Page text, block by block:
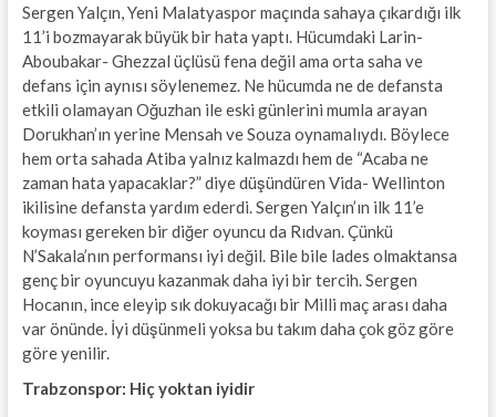
Sergen Yalçın, Yeni Malatyaspor maçında sahaya çıkardığı ilk
11’i bozmayarak büyük bir hata yaptı. Hücumdaki Larin-
Aboubakar- Ghezzal üçlüsü fena değil ama orta saha ve
defans için aynısı söylenemez. Ne hücumda ne de defansta
etkili olamayan Oğuzhan ile eski günlerini mumla arayan
Dorukhan’ın yerine Mensah ve Souza oynamalıydı. Böylece
hem orta sahada Atiba yalnız kalmazdı hem de “Acaba ne
zaman hata yapacaklar?” diye düşündüren Vida- Wellinton
ikilisine defansta yardım ederdi. Sergen Yalçın’ın ilk 11’e
koyması gereken bir diğer oyuncu da Rıdvan. Çünkü
N’Sakala’nın performansı iyi değil. Bile bile lades olmaktansa
genç bir oyuncuyu kazanmak daha iyi bir tercih. Sergen
Hocanın, ince eleyip sık dokuyacağı bir Milli maç arası daha
var önünde. İyi düşünmeli yoksa bu takım daha çok göz göre
göre yenilir.
Trabzonspor: Hiç yoktan iyidir